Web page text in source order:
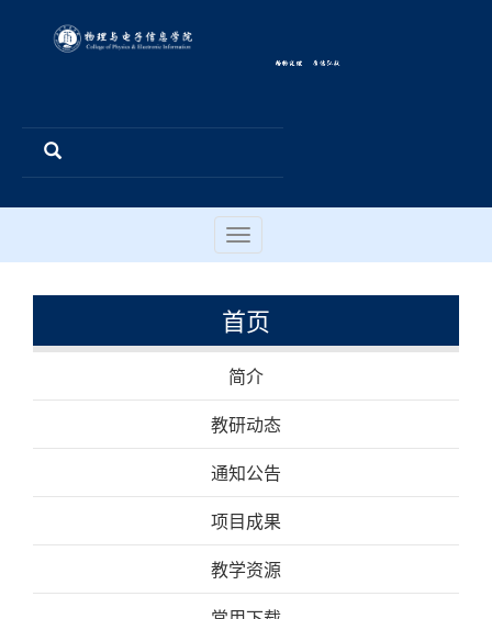
Toggle
navigation
首页
简介
教研动态
通知公告
项目成果
教学资源